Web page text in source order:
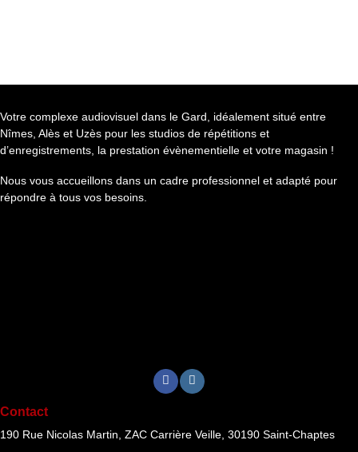
Votre complexe audiovisuel dans le Gard, idéalement situé entre
Nîmes, Alès et Uzès pour les studios de répétitions et
d’enregistrements, la prestation évènementielle et votre magasin !
Nous vous accueillons dans un cadre professionnel et adapté pour
répondre à tous vos besoins.
Contact
190 Rue Nicolas Martin, ZAC Carrière Veille, 30190 Saint-Chaptes